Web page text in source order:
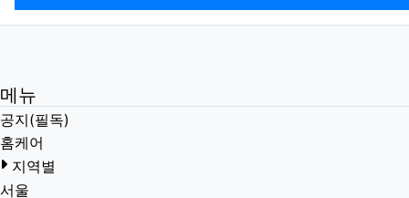
메뉴
공지(필독)
홈케어
지역별
서울